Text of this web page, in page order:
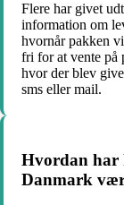
Flere har givet
information om
hvornår pakken
fri for at vente på
hvor der blev
sms eller mail.
Hvordan har
Danmark